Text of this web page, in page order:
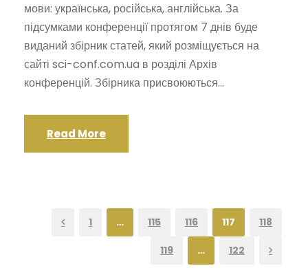
мови: українська, російська, англійська. За
підсумками конференції протягом 7 днів буде
виданий збірник статей, який розміщується на
сайті sci-conf.com.ua в розділі Архів
конференцій. Збірника присвоюються...
Read More
1 … 115 116 117 118
119 … 122